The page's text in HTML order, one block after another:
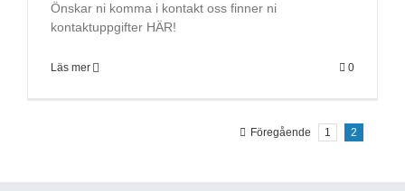
Önskar ni komma i kontakt oss finner ni
kontaktuppgifter HÄR!
Läs mer 0
Föregående 1 2